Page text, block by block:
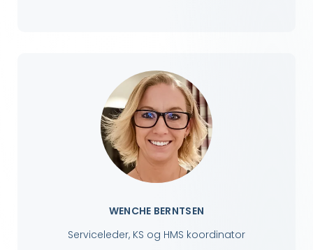
WENCHE BERNTSEN
Serviceleder, KS og HMS koordinator